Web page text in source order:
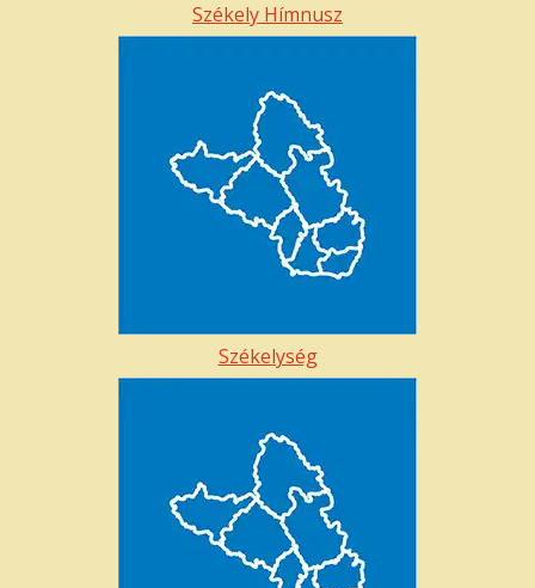
Székely Hímnusz
Székelység